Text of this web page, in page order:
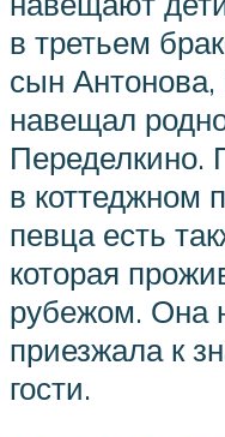
в третьем
сын
навещал
Переделкино.
в коттеджном
певца есть
которая
рубежом. Она
приезжала к
гости.